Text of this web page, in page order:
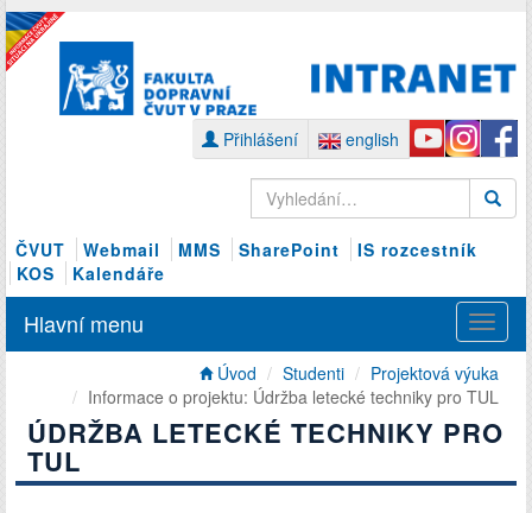
Přihlášení english
ČVUT Webmail MMS SharePoint
IS rozcestník
KOS
Kalendáře
Hlavní menu
Úvod Studenti
Projektová výuka
Informace o projektu: Údržba letecké techniky pro TUL
ÚDRŽBA LETECKÉ TECHNIKY PRO
TUL